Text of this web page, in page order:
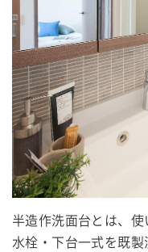
半造作洗面台とは、
水栓・下台一式を既